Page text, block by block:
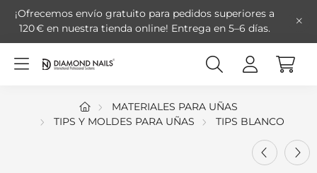
¡Ofrecemos envío gratuito para pedidos superiores a
120 € en nuestra tienda online! Entrega en 5–6 días.
MATERIALES PARA UÑAS
TIPS Y MOLDES PARA UÑAS
TIPS BLANCO